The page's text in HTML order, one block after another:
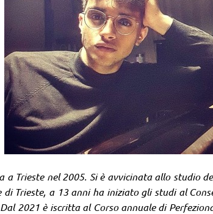
a Trieste nel 2005. Si è avvicinata allo studio
di Trieste, a 13 anni ha iniziato gli studi al
2021 è iscritta al Corso annuale di